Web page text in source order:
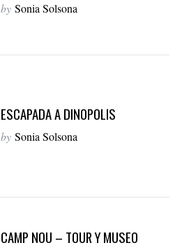
by Sonia Solsona
ESCAPADA A DINOPOLIS
by Sonia Solsona
CAMP NOU – TOUR Y MUSEO